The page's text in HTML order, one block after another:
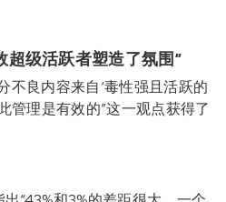
级活跃者塑造了氛围”
不良内容来自‘毒性强且活跃的
管理是有效的”这一观点获得了